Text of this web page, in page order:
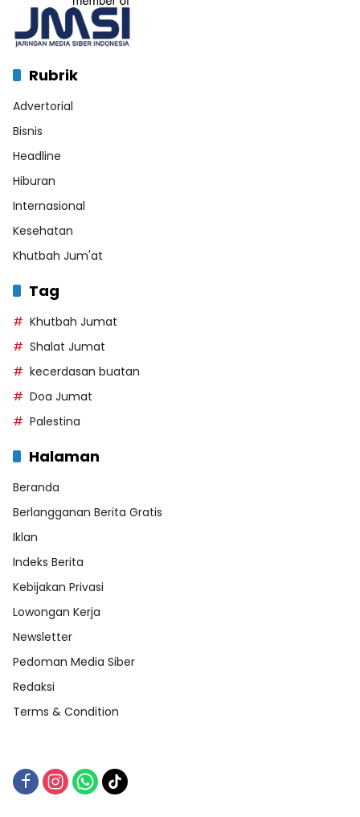
Rubrik
Advertorial
Bisnis
Headline
Hiburan
Internasional
Kesehatan
Khutbah Jum'at
Tag
Khutbah Jumat
Shalat Jumat
kecerdasan buatan
Doa Jumat
Palestina
Halaman
Beranda
Berlangganan Berita Gratis
Iklan
Indeks Berita
Kebijakan Privasi
Lowongan Kerja
Newsletter
Pedoman Media Siber
Redaksi
Terms & Condition